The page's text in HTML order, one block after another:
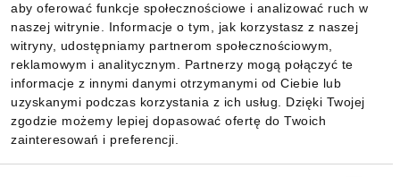
aby oferować funkcje społecznościowe i analizować ruch w
naszej witrynie. Informacje o tym, jak korzystasz z naszej
witryny, udostępniamy partnerom społecznościowym,
reklamowym i analitycznym. Partnerzy mogą połączyć te
informacje z innymi danymi otrzymanymi od Ciebie lub
uzyskanymi podczas korzystania z ich usług. Dzięki Twojej
zgodzie możemy lepiej dopasować ofertę do Twoich
zainteresowań i preferencji.
Informacje
Pobierz naszą aplikację mobilną: